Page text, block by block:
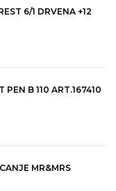
6/1 DRVENA +12
PEN B 110 ART.167410
MR&MRS